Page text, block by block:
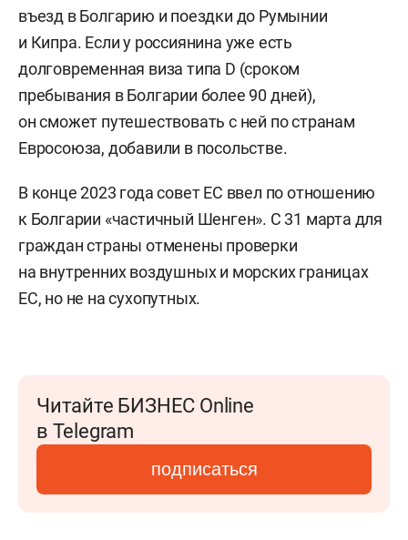
въезд в Болгарию и поездки до Румынии
и Кипра. Если у россиянина уже есть
долговременная виза типа D (сроком
пребывания в Болгарии более 90 дней),
он сможет путешествовать с ней по странам
Евросоюза, добавили в посольстве.
В конце 2023 года совет ЕС ввел по отношению
к Болгарии «частичный Шенген». С 31 марта для
граждан страны отменены проверки
на внутренних воздушных и морских границах
ЕС, но не на сухопутных.
Читайте БИЗНЕС Online
в Telegram
подписаться